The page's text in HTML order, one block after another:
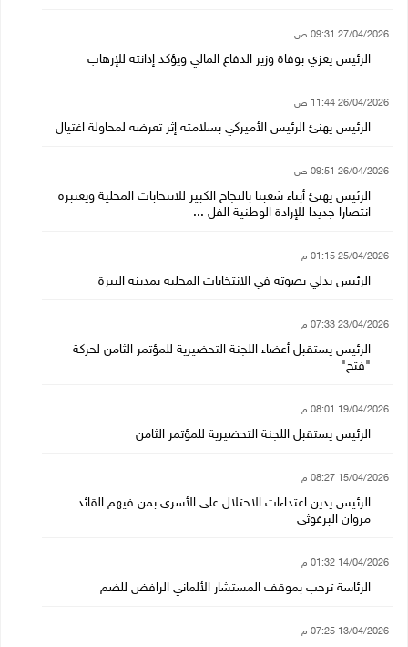
27/04/2026 09:31 ص
الرئيس يعزي بوفاة وزير الدفاع المالي ويؤكد إدانته للإرهاب
26/04/2026 11:44 ص
الرئيس يهنئ الرئيس الأميركي بسلامته إثر تعرضه لمحاولة اغتيال
26/04/2026 09:51 ص
الرئيس يهنئ أبناء شعبنا بالنجاح الكبير للانتخابات المحلية ويعتبره
انتصارا جديدا للإرادة الوطنية الفل ...
25/04/2026 01:15 م
الرئيس يدلي بصوته في الانتخابات المحلية بمدينة البيرة
23/04/2026 07:33 م
الرئيس يستقبل أعضاء اللجنة التحضيرية للمؤتمر الثامن لحركة
"فتح"
19/04/2026 08:01 م
الرئيس يستقبل اللجنة التحضيرية للمؤتمر الثامن
15/04/2026 08:27 م
الرئيس يدين اعتداءات الاحتلال على الأسرى بمن فيهم القائد
مروان البرغوثي
14/04/2026 01:32 م
الرئاسة ترحب بموقف المستشار الألماني الرافض للضم
13/04/2026 07:25 م